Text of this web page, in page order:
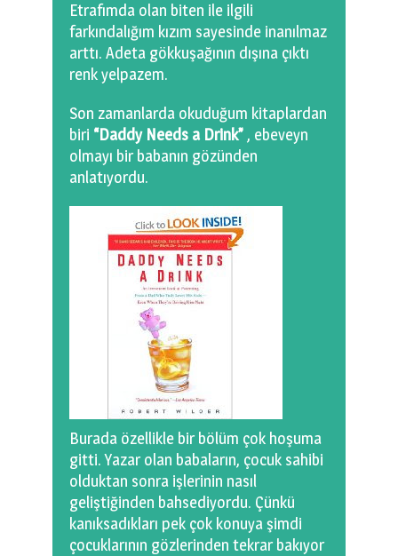
Etrafımda olan biten ile ilgili
farkındalığım kızım sayesinde inanılmaz
arttı. Adeta gökkuşağının dışına çıktı
renk yelpazem.
Son zamanlarda okuduğum kitaplardan
biri “Daddy Needs a Drink” , ebeveyn
olmayı bir babanın gözünden
anlatıyordu.
Burada özellikle bir bölüm çok hoşuma
gitti. Yazar olan babaların, çocuk sahibi
olduktan sonra işlerinin nasıl
geliştiğinden bahsediyordu. Çünkü
kanıksadıkları pek çok konuya şimdi
çocuklarının gözlerinden tekrar bakıyor